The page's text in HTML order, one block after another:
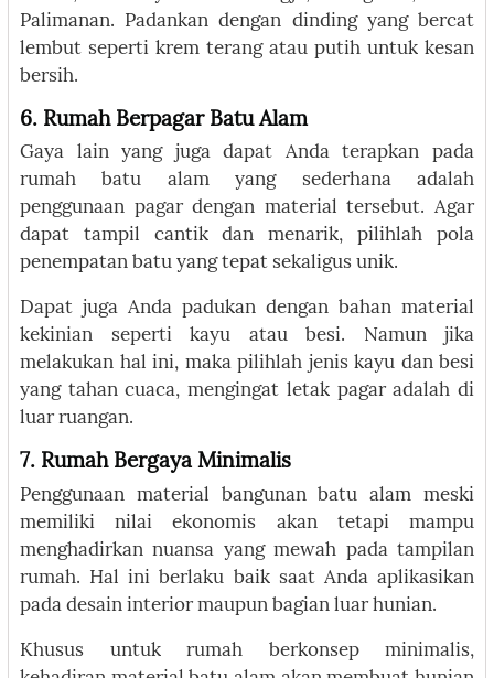
Palimanan. Padankan dengan dinding yang bercat
lembut seperti krem terang atau putih untuk kesan
bersih.
6. Rumah Berpagar Batu Alam
Gaya lain yang juga dapat Anda terapkan pada
rumah batu alam yang sederhana adalah
penggunaan pagar dengan material tersebut. Agar
dapat tampil cantik dan menarik, pilihlah pola
penempatan batu yang tepat sekaligus unik.
Dapat juga Anda padukan dengan bahan material
kekinian seperti kayu atau besi. Namun jika
melakukan hal ini, maka pilihlah jenis kayu dan besi
yang tahan cuaca, mengingat letak pagar adalah di
luar ruangan.
7. Rumah Bergaya Minimalis
Penggunaan material bangunan batu alam meski
memiliki nilai ekonomis akan tetapi mampu
menghadirkan nuansa yang mewah pada tampilan
rumah. Hal ini berlaku baik saat Anda aplikasikan
pada desain interior maupun bagian luar hunian.
Khusus untuk rumah berkonsep minimalis,